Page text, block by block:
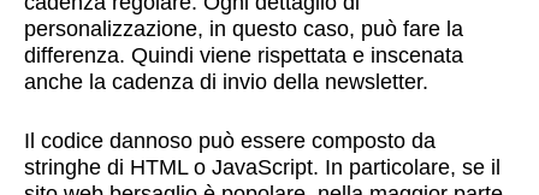
personalizzazione, in questo caso, può fare la
differenza. Quindi viene rispettata e inscenata
anche la cadenza di invio della newsletter.
Il codice dannoso può essere composto da
stringhe di HTML o JavaScript. In particolare, se il